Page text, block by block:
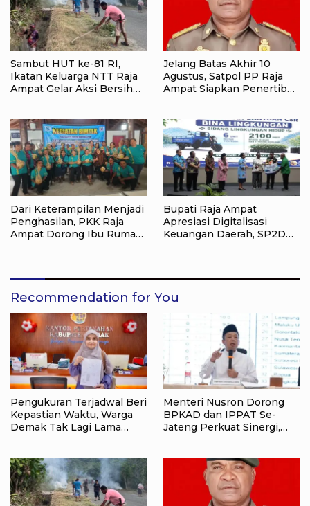
Sambut HUT ke-81 RI,
Ikatan Keluarga NTT Raja
Ampat Gelar Aksi Bersih
Jelang Batas Akhir 10
Agustus, Satpol PP Raja
Ampat Siapkan Penertiban
Dari Keterampilan Menjadi
Penghasilan, PKK Raja
Ampat Dorong Ibu Rumah
Bupati Raja Ampat
Apresiasi Digitalisasi
Keuangan Daerah, SP2D
Recommendation for You
Pengukuran Terjadwal Beri
Kepastian Waktu, Warga
Demak Tak Lagi Lama
Menteri Nusron Dorong
BPKAD dan IPPAT Se-
Jateng Perkuat Sinergi,